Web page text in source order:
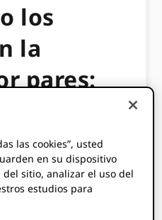
los
la
pares:
de las
y
las cookies”, usted
en su dispositivo
sitio, analizar el uso del
estudios para